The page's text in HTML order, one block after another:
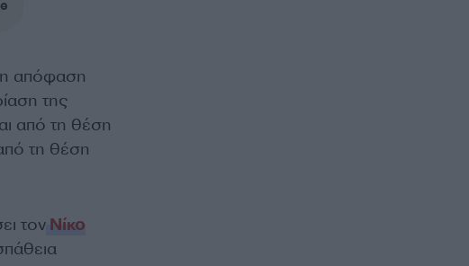
η απόφαση
της
από τη θέση
τη θέση
τονΝίκο